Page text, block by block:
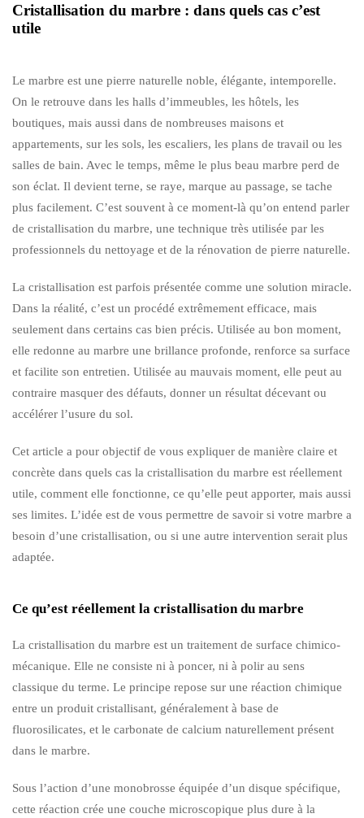
Cristallisation du marbre : dans quels cas c’est
utile
Le marbre est une pierre naturelle noble, élégante, intemporelle.
On le retrouve dans les halls d’immeubles, les hôtels, les
boutiques, mais aussi dans de nombreuses maisons et
appartements, sur les sols, les escaliers, les plans de travail ou les
salles de bain. Avec le temps, même le plus beau marbre perd de
son éclat. Il devient terne, se raye, marque au passage, se tache
plus facilement. C’est souvent à ce moment-là qu’on entend parler
de cristallisation du marbre, une technique très utilisée par les
professionnels du nettoyage et de la rénovation de pierre naturelle.
La cristallisation est parfois présentée comme une solution miracle.
Dans la réalité, c’est un procédé extrêmement efficace, mais
seulement dans certains cas bien précis. Utilisée au bon moment,
elle redonne au marbre une brillance profonde, renforce sa surface
et facilite son entretien. Utilisée au mauvais moment, elle peut au
contraire masquer des défauts, donner un résultat décevant ou
accélérer l’usure du sol.
Cet article a pour objectif de vous expliquer de manière claire et
concrète dans quels cas la cristallisation du marbre est réellement
utile, comment elle fonctionne, ce qu’elle peut apporter, mais aussi
ses limites. L’idée est de vous permettre de savoir si votre marbre a
besoin d’une cristallisation, ou si une autre intervention serait plus
adaptée.
Ce qu’est réellement la cristallisation du marbre
La cristallisation du marbre est un traitement de surface chimico-
mécanique. Elle ne consiste ni à poncer, ni à polir au sens
classique du terme. Le principe repose sur une réaction chimique
entre un produit cristallisant, généralement à base de
fluorosilicates, et le carbonate de calcium naturellement présent
dans le marbre.
Sous l’action d’une monobrosse équipée d’un disque spécifique,
cette réaction crée une couche microscopique plus dure à la